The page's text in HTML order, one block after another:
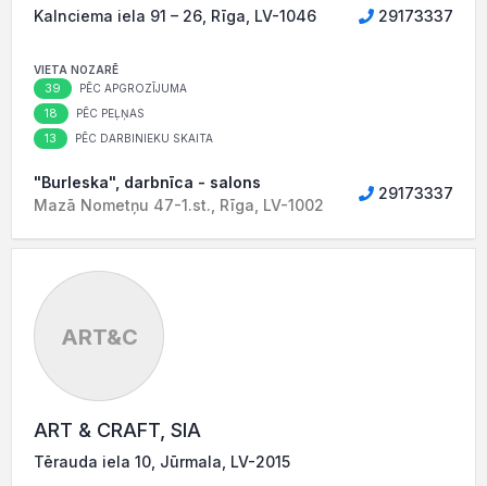
Kalnciema iela 91 – 26, Rīga, LV-1046 29173337
VIETA NOZARĒ
39 PĒC APGROZĪJUMA
18 PĒC PEĻŅAS
13 PĒC DARBINIEKU SKAITA
"Burleska", darbnīca - salons
Mazā Nometņu 47-1.st., Rīga, LV-1002
29173337
ART&C
ART & CRAFT, SIA
Tērauda iela 10, Jūrmala, LV-2015